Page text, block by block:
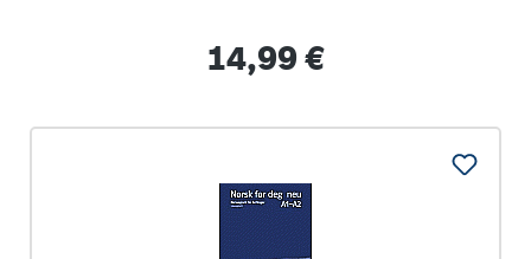
Regulärer Preis:
14,99 €